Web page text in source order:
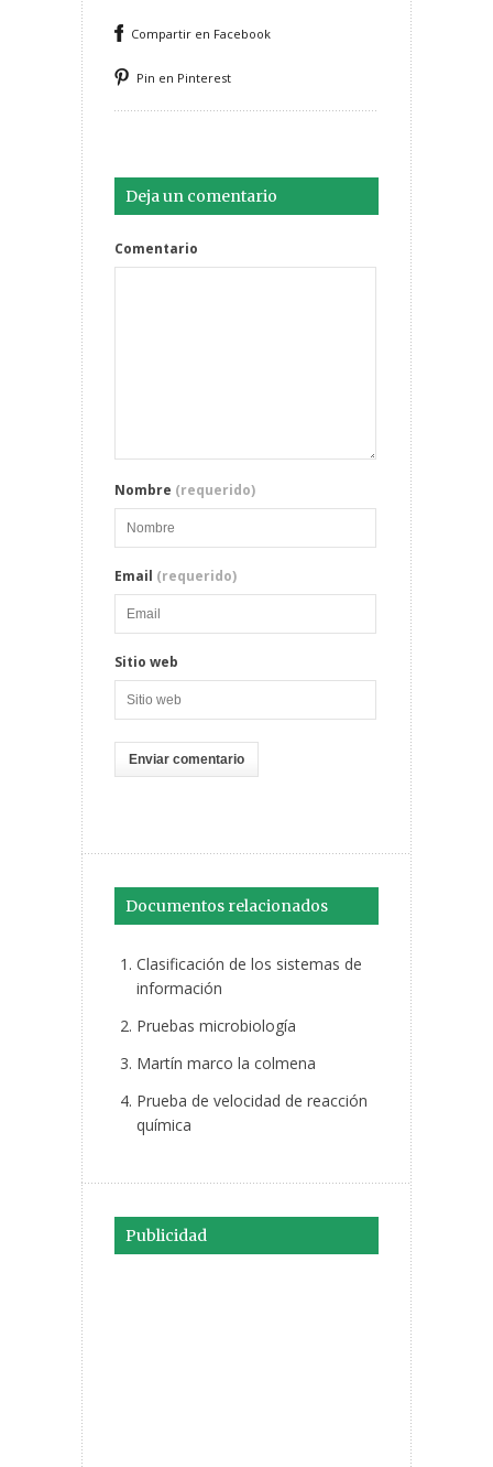
Compartir en Facebook
Pin en Pinterest
Deja un comentario
Comentario
Nombre (requerido)
Email (requerido)
Sitio web
Documentos relacionados
Clasificación de los sistemas de
información
Pruebas microbiología
Martín marco la colmena
Prueba de velocidad de reacción
química
Publicidad